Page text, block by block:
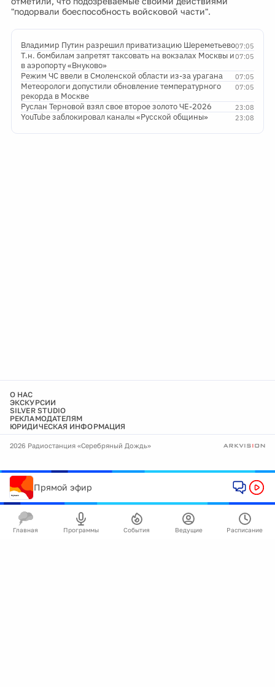
"подорвали боеспособность войсковой части".
07:05
Владимир Путин разрешил приватизацию Шереметьево
07:05
Т.н. бомбилам запретят таксовать на вокзалах Москвы и
в аэропорту «Внуково»
07:05
Режим ЧС ввели в Смоленской области из-за урагана
07:05
Метеорологи допустили обновление температурного
рекорда в Москве
23:08
Руслан Терновой взял свое второе золото ЧЕ-2026
23:08
YouTube заблокировал каналы «Русской общины»
О НАС
ЭКСКУРСИИ
SILVER STUDIO
РЕКЛАМОДАТЕЛЯМ
ЮРИДИЧЕСКАЯ ИНФОРМАЦИЯ
2026 Радиостанция «Серебряный Дождь»
Прямой эфир
Главная Программы События Ведущие Расписание